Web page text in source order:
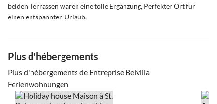
beiden Terrassen waren eine tolle Ergänzung, Perfekter Ort für
einen entspannten Urlaub,
Plus d'hébergements
Plus d'hébergements de Entreprise Belvilla
Ferienwohnungen